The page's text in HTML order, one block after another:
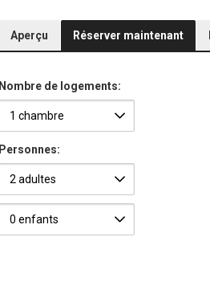
Aperçu Réserver maintenant
Nombre de logements:
Personnes: